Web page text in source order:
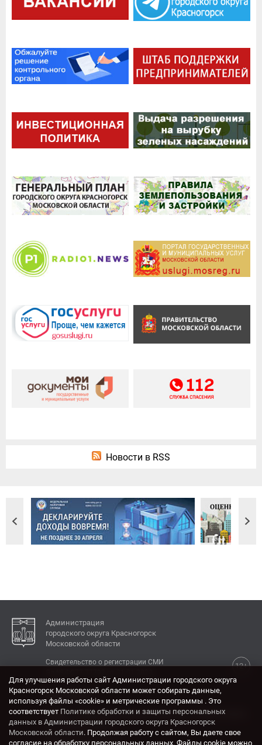
Новости в RSS
Администрация
городского округа Красногорск
Московской области
12+
Свидетельство о регистрации СМИ
КОНТАКТЫ
Адрес: 143404, Московская область, г. Красногорск,
ул. Ленина, дом 4.
Электронная почта:
Для улучшения работы сайт Администрации городского округа
Красногорск Московской области может собирать данные,
используя файлы «cookie» и метрические программы . Это
соответствует Политике обработки и защиты персональных
данных в Администрации городского округа Красногорск
Московской области. Продолжая работу с сайтом, Вы даете свое
согласие на обработку персональных данных. Файлы cookie можно